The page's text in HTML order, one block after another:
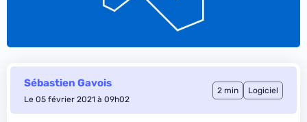
Sébastien Gavois
Le 05 février 2021 à 09h02
2 min Logiciel